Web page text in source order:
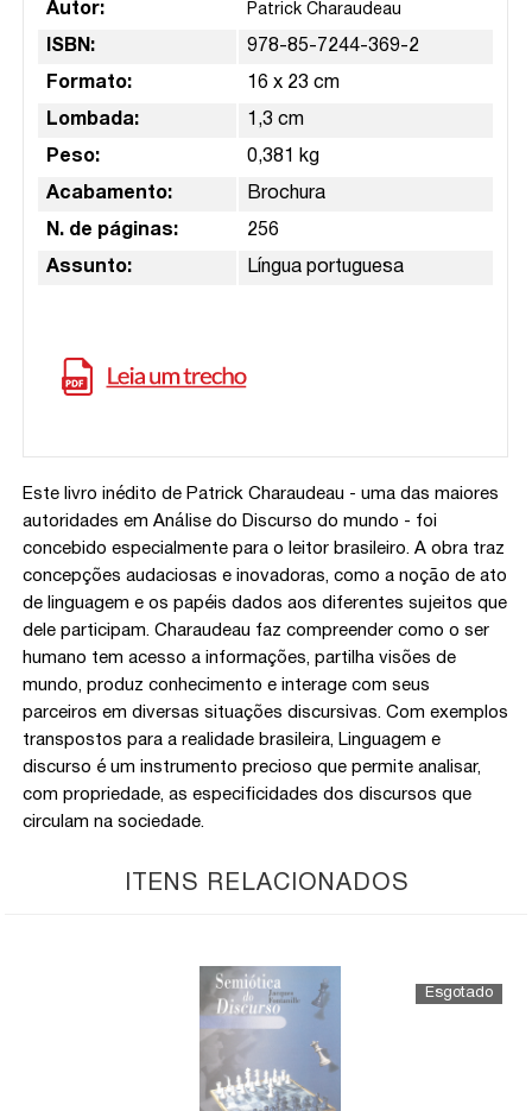
Autor: Patrick Charaudeau
ISBN: 978-85-7244-369-2
Formato: 16 x 23 cm
Lombada: 1,3 cm
Peso: 0,381 kg
Acabamento: Brochura
N. de páginas: 256
Assunto: Língua portuguesa
Este livro inédito de Patrick Charaudeau - uma das maiores
autoridades em Análise do Discurso do mundo - foi
concebido especialmente para o leitor brasileiro. A obra traz
concepções audaciosas e inovadoras, como a noção de ato
de linguagem e os papéis dados aos diferentes sujeitos que
dele participam. Charaudeau faz compreender como o ser
humano tem acesso a informações, partilha visões de
mundo, produz conhecimento e interage com seus
parceiros em diversas situações discursivas. Com exemplos
transpostos para a realidade brasileira, Linguagem e
discurso é um instrumento precioso que permite analisar,
com propriedade, as especificidades dos discursos que
circulam na sociedade.
ITENS RELACIONADOS